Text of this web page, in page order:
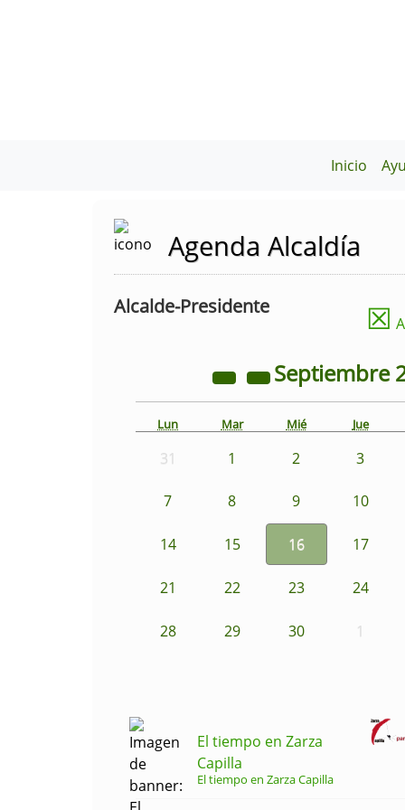
Inicio
Agenda Alcaldía
Alcalde-Presidente ☒
Septiembre
Lun Mar Mié Jue
31 1 2 3
7 8 9 10
14 15 16 17
21 22 23 24
28 29 30 1
El tiempo en Zarza
Capilla
El tiempo en Zarza Capilla